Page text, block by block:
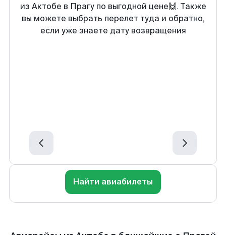
из Актобе в Прагу по выгодной цене🙌. Также
вы можете выбрать перелет туда и обратно,
если уже знаете дату возвращения
Найти авиабилеты